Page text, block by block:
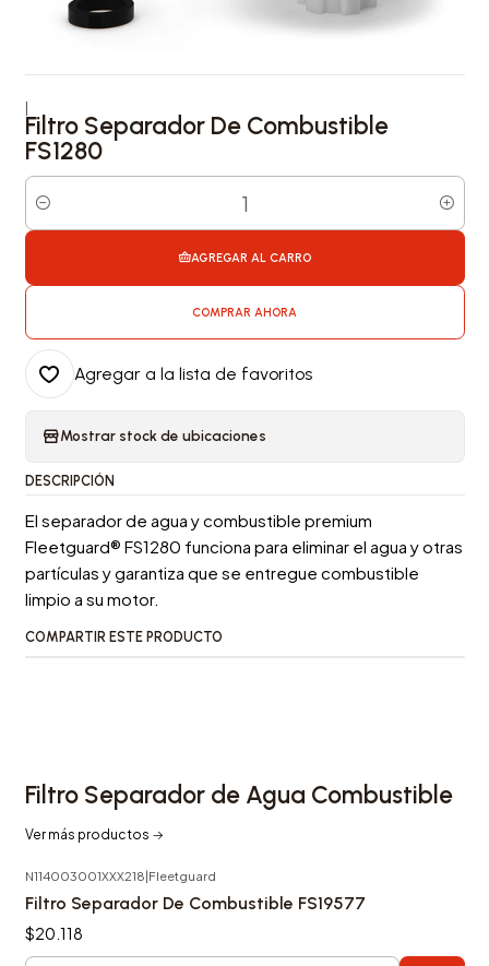
|
Filtro Separador De Combustible
FS1280
Cantidad
AGREGAR AL CARRO
COMPRAR AHORA
Agregar a la lista de favoritos
Mostrar stock de ubicaciones
DESCRIPCIÓN
El separador de agua y combustible premium
Fleetguard® FS1280 funciona para eliminar el agua y otras
partículas y garantiza que se entregue combustible
limpio a su motor.
COMPARTIR ESTE PRODUCTO
Filtro Separador de Agua Combustible
Ver más productos
N114003001XXX218|Fleetguard
Filtro Separador De Combustible FS19577
$20.118